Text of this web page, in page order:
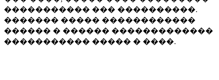
����������� ��� ����������.
������� ����� ������������
������ � ������ �������������
����������� ����� � ����.